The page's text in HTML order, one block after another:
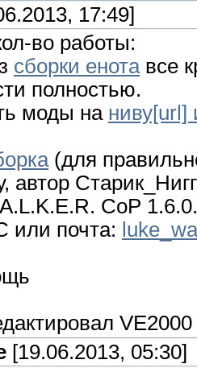
17:49]
во работы:
сборки енотавсе
полностью.
моды на ниву[url]
(для
автор
CoP
или почта:
VE2000
[19.06.2013, 05:30]